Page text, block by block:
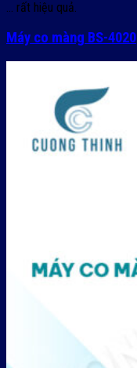
… rất hiệu quả.
Máy co màng BS-4020